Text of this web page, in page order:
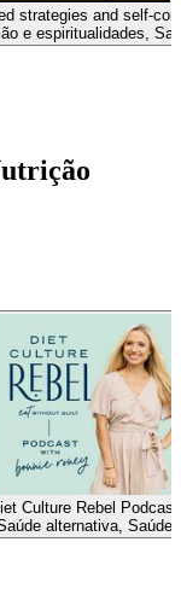
strategies and self-
e espiritualidades,
Culture Rebel Podcast
alternativa, Saúde